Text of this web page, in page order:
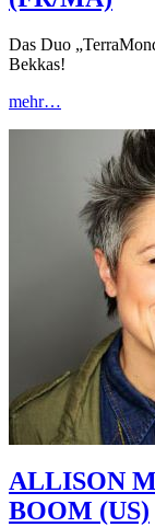
Das Duo
Bekkas!
mehr…
ALLISON
BOOM (US)